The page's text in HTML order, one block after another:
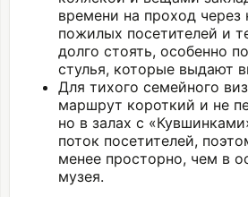
времени на проход через
пожилых посетителей и
долго стоять, особенно
стулья, которые выдают
Для тихого семейного
маршрут короткий и не
но в залах с
поток посетителей,
менее просторно, чем в
музея.